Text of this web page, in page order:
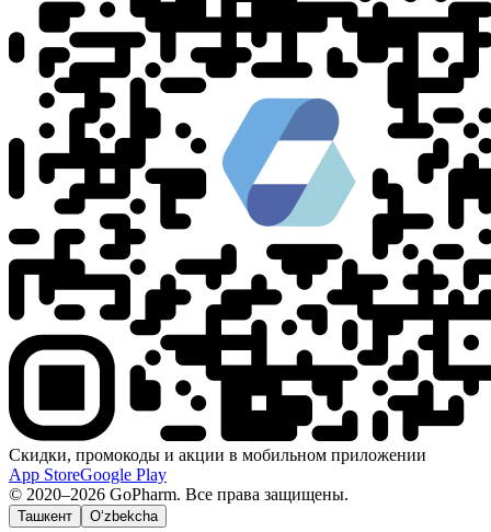
Скидки, промокоды и акции в мобильном приложении
App StoreGoogle Play
© 2020–2026 GoPharm. Все права защищены.
Ташкент O‘zbekcha